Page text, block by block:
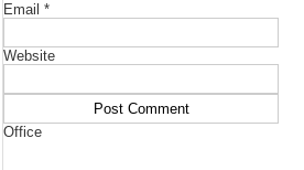
Email*
Website
Office